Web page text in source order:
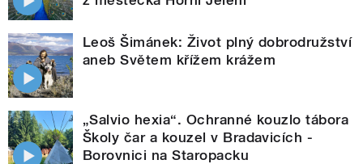
Leoš Šimánek: Život plný dobrodružství
aneb Světem křížem krážem
„Salvio hexia“. Ochranné kouzlo tábora
Školy čar a kouzel v Bradavicích -
Borovnici na Staropacku